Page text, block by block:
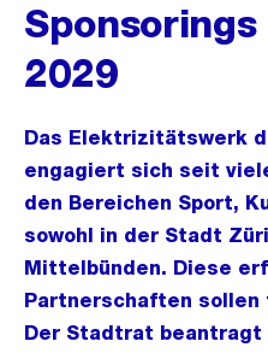
2029
Das Elektrizitätswerk
engagiert sich seit
den Bereichen Sport,
sowohl in der Stadt
Mittelbünden. Diese
Partnerschaften
Der Stadtrat beantragt